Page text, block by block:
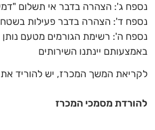
נספח ג': הצהרה בדבר אי תשלום "דמי
נספח ד': הצהרה בדבר פעילות
נספח ה': רשימת הגורמים מטעם נותן
באמצעותם יינתנו השירותים
לקריאת המשך המכרז, יש להוריד
להורדת מסמכי המכרז